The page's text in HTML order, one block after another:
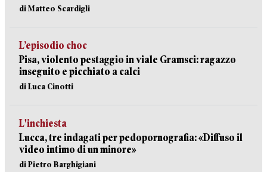
di Matteo Scardigli
L’episodio choc
Pisa, violento pestaggio in viale Gramsci: ragazzo
inseguito e picchiato a calci
di Luca Cinotti
L'inchiesta
Lucca, tre indagati per pedopornografia: «Diffuso il
video intimo di un minore»
di Pietro Barghigiani